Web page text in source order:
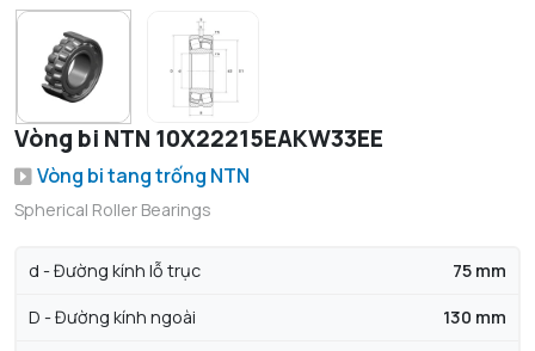
Vòng bi NTN 10X22215EAKW33EE
Vòng bi tang trống NTN
Spherical Roller Bearings
d - Đường kính lỗ trục 75 mm
D - Đường kính ngoài 130 mm